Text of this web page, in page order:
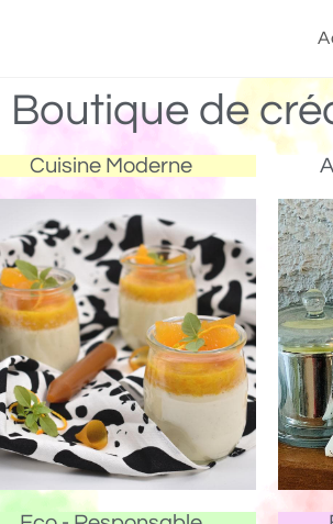
Boutique de
Cuisine Moderne